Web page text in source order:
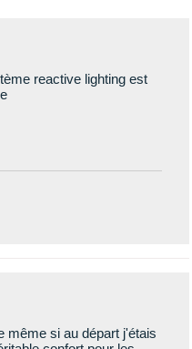
reactive lighting est
même si au départ j'étais